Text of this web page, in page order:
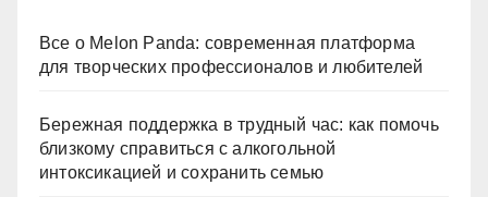
Все о Melon Panda: современная платформа
для творческих профессионалов и любителей
Бережная поддержка в трудный час: как помочь
близкому справиться с алкогольной
интоксикацией и сохранить семью